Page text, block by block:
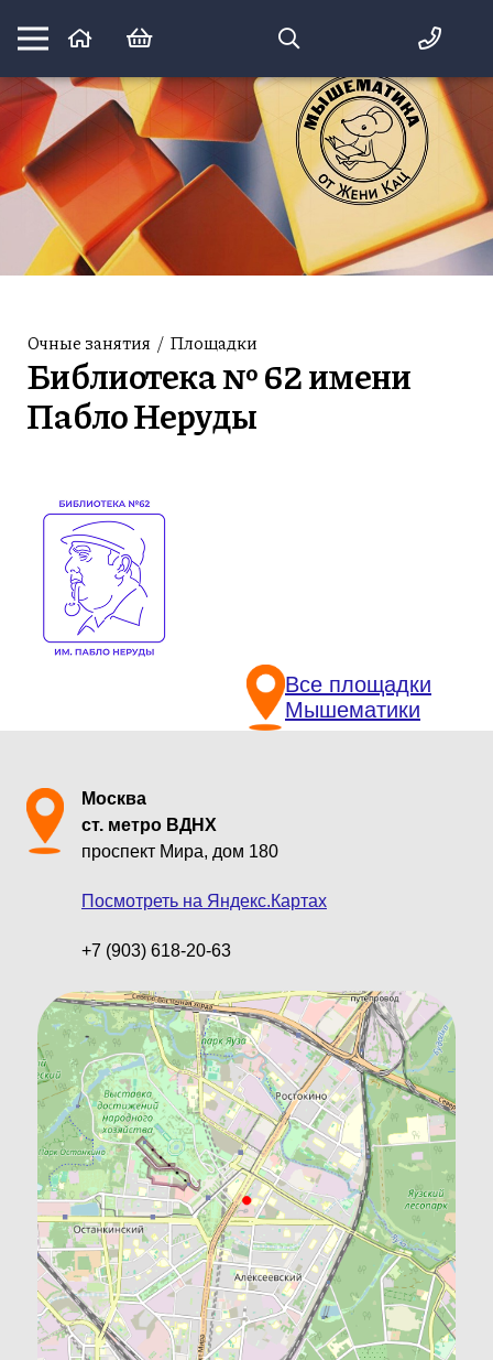
Математика вприпрыжку:
идеи и игры для детей и их родителей
Очные занятия / Площадки
Библиотека № 62 имени
Пабло Неруды
Все площадки
Мышематики
Москва
ст. метро ВДНХ
проспект Мира, дом 180
Посмотреть на Яндекс.Картах
+7 (903) 618-20-63